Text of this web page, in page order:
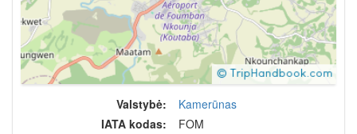
Valstybė:
Kamerūnas
IATA kodas:
FOM